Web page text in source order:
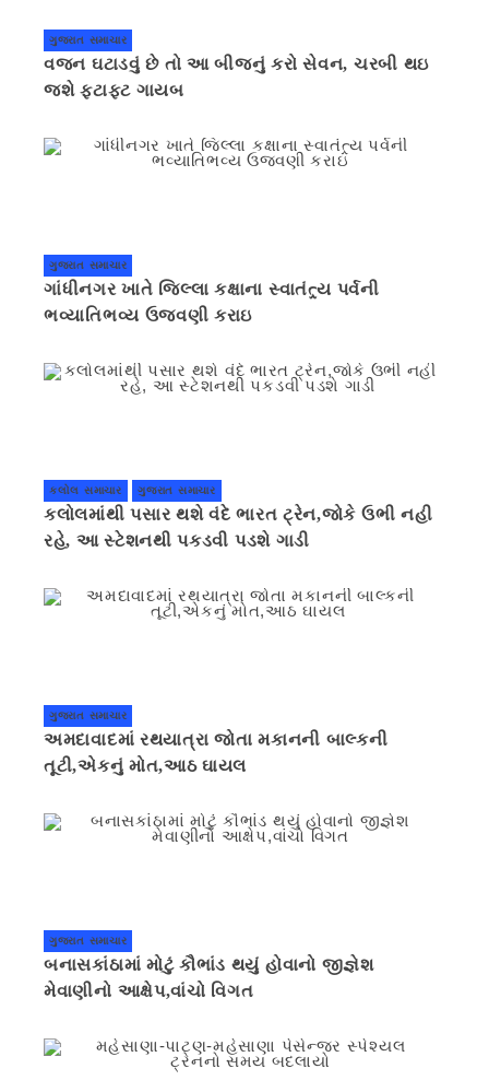
ગુજરાત સમાચાર
વજન ઘટાડવું છે તો આ બીજનું કરો સેવન, ચરબી થઇ
જશે ફટાફટ ગાયબ
ગુજરાત સમાચાર
ગાંધીનગર ખાતે જિલ્લા કક્ષાના સ્વાતંત્ર્ય પર્વની
ભવ્યાતિભવ્ય ઉજવણી કરાઇ
કલોલ સમાચાર ગુજરાત સમાચાર
કલોલમાંથી પસાર થશે વંદે ભારત ટ્રેન,જોકે ઉભી નહી
રહે, આ સ્ટેશનથી પકડવી પડશે ગાડી
ગુજરાત સમાચાર
અમદાવાદમાં રથયાત્રા જોતા મકાનની બાલ્કની
તૂટી,એકનું મોત,આઠ ઘાયલ
ગુજરાત સમાચાર
બનાસકાંઠામાં મોટું કૌભાંડ થયું હોવાનો જીજ્ઞેશ
મેવાણીનો આક્ષેપ,વાંચો વિગત